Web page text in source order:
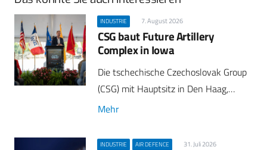
INDUSTRIE 7. August 2026
CSG baut Future Artillery
Complex in Iowa
Die tschechische Czechoslovak Group
(CSG) mit Hauptsitz in Den Haag,…
Mehr
INDUSTRIE AIR DEFENCE 31. Juli 2026